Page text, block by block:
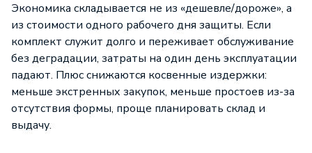
Экономика складывается не из «дешевле/дороже», а
из стоимости одного рабочего дня защиты. Если
комплект служит долго и переживает обслуживание
без деградации, затраты на один день эксплуатации
падают. Плюс снижаются косвенные издержки:
меньше экстренных закупок, меньше простоев из-за
отсутствия формы, проще планировать склад и
выдачу.